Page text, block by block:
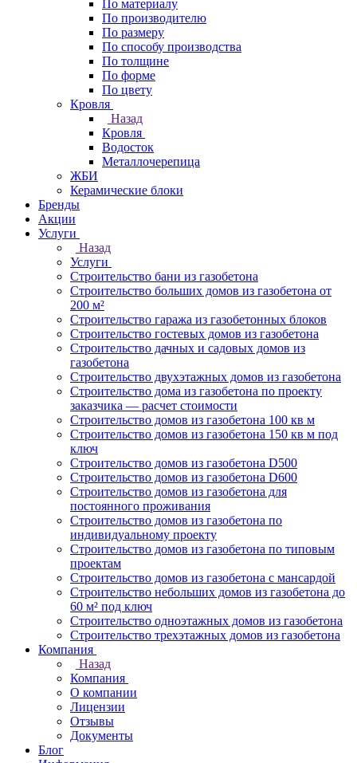
По материалу
По производителю
По размеру
По способу производства
По толщине
По форме
По цвету
Кровля
Назад
Кровля
Водосток
Металлочерепица
ЖБИ
Керамические блоки
Бренды
Акции
Услуги
Назад
Услуги
Строительство бани из газобетона
Строительство больших домов из газобетона от
200 м²
Строительство гаража из газобетонных блоков
Строительство гостевых домов из газобетона
Строительство дачных и садовых домов из
газобетона
Строительство двухэтажных домов из газобетона
Строительство дома из газобетона по проекту
заказчика — расчет стоимости
Строительство домов из газобетона 100 кв м
Строительство домов из газобетона 150 кв м под
ключ
Строительство домов из газобетона D500
Строительство домов из газобетона D600
Строительство домов из газобетона для
постоянного проживания
Строительство домов из газобетона по
индивидуальному проекту
Строительство домов из газобетона по типовым
проектам
Строительство домов из газобетона с мансардой
Строительство небольших домов из газобетона до
60 м² под ключ
Строительство одноэтажных домов из газобетона
Строительство трехэтажных домов из газобетона
Компания
Назад
Компания
О компании
Лицензии
Отзывы
Документы
Блог